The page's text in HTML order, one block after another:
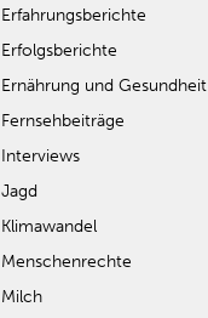
Erfahrungsberichte
Erfolgsberichte
Ernährung und Gesundheit
Fernsehbeiträge
Interviews
Jagd
Klimawandel
Menschenrechte
Milch